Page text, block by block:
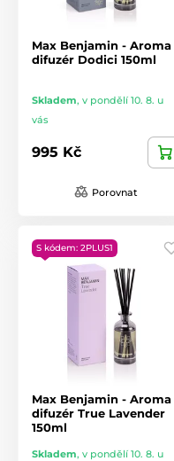
Max Benjamin - Aroma
difuzér Dodici 150ml
Skladem, v pondělí 10. 8. u
vás
995 Kč
Porovnat
S kódem: 2PLUS1
Max Benjamin - Aroma
difuzér True Lavender
150ml
Skladem, v pondělí 10. 8. u